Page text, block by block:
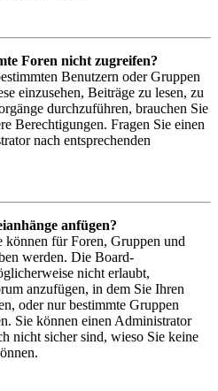
Foren nicht zugreifen?
Benutzern oder Gruppen
einzusehen, Beiträge zu lesen, zu
durchzuführen, brauchen Sie
Berechtigungen. Fragen Sie einen
nach entsprechenden
anfügen?
können für Foren, Gruppen und
werden. Die Board-
nicht erlaubt,
anzufügen, in dem Sie Ihren
oder nur bestimmte Gruppen
Sie können einen Administrator
nicht sicher sind, wieso Sie keine